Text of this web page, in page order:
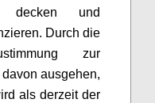
decken und
Durch die
zur
ausgehen,
als derzeit der